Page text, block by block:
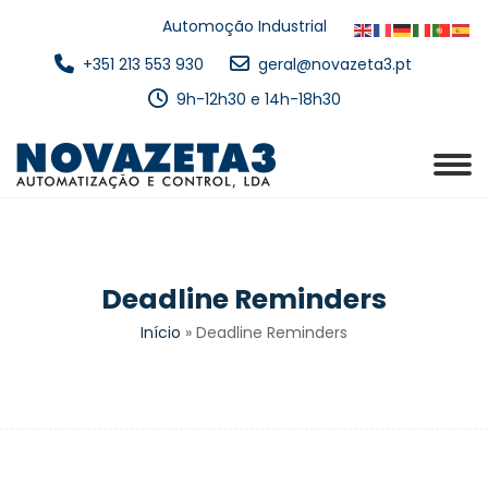
Automoção Industrial
+351 213 553 930
geral@novazeta3.pt
9h-12h30 e 14h-18h30
Deadline Reminders
Início » Deadline Reminders